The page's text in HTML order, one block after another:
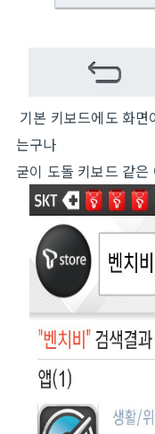
기본 키보드에도 화
는구나
굳이 도돌 키보드 같